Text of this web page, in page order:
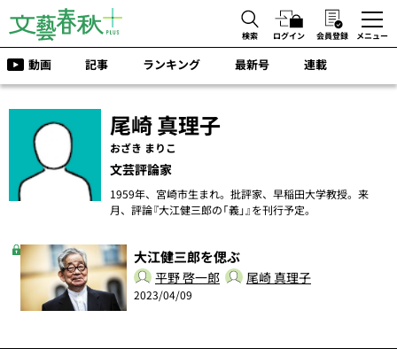
検索 ログイン 会員登録 メニュー
動画 記事 ランキング 最新号 連載
尾崎 真理子
おざき まりこ
文芸評論家
1959年、宮崎市生まれ。批評家、早稲田大学教授。来
月、評論『大江健三郎の「義」』を刊行予定。
大江健三郎を偲ぶ
平野 啓一郎 尾崎 真理子
2023/04/09